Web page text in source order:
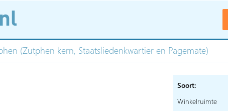
(Zutphen kern, Staatsliedenkwartier en Pagemate)
Soort:
Winkelruimte